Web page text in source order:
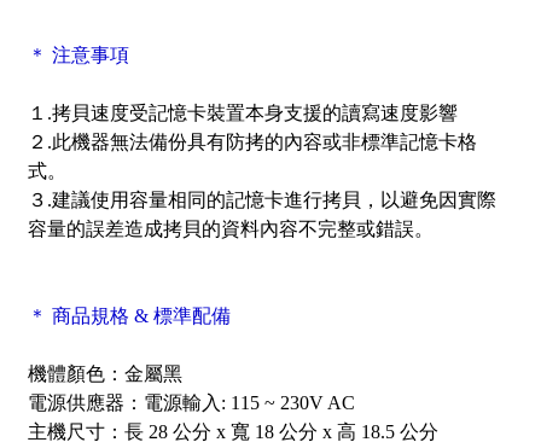
＊ 注意事項
１.拷貝速度受記憶卡裝置本身支援的讀寫速度影響
２.此機器無法備份具有防拷的內容或非標準記憶卡格
式。
３.建議使用容量相同的記憶卡進行拷貝，以避免因實際
容量的誤差造成拷貝的資料內容不完整或錯誤。
＊ 商品規格 & 標準配備
機體顏色：金屬黑
電源供應器：電源輸入: 115 ~ 230V AC
主機尺寸：長 28 公分 x 寬 18 公分 x 高 18.5 公分